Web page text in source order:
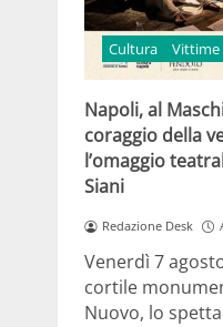
Cultura Vittime
Napoli, al
coraggio della
l’omaggio
Siani
Redazione Desk
Venerdì 7
cortile
Nuovo, lo